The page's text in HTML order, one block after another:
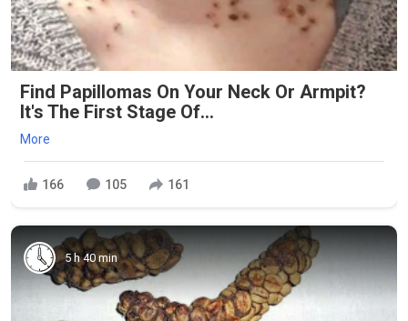
Find Papillomas On Your Neck Or Armpit?
It's The First Stage Of...
More
166 105 161
5 h 40 min